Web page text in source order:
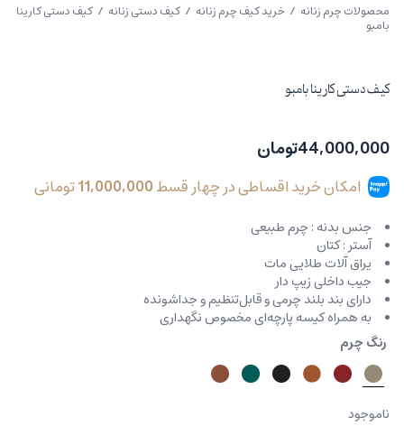
محصولات چرم زنانه / خرید کیف چرم زنانه / کیف دستی زنانه / کیف دستی کارینا
بامبو
کیف دستی کارینا بامبو
44,000,000تومان
امکان خرید اقساطی در چهار قسط11,000,000تومانی
جنس بدنه : چرم طبیعی
آستر : کتان
یراق آلات طلایی مات
جیب داخلی زیپ دار
دارای بند بلند چرمی و قابل‌تنظیم و جداشونده
به همراه کیسه پارچه‌ای مخصوص نگهداری
رنگ چرم
ناموجود